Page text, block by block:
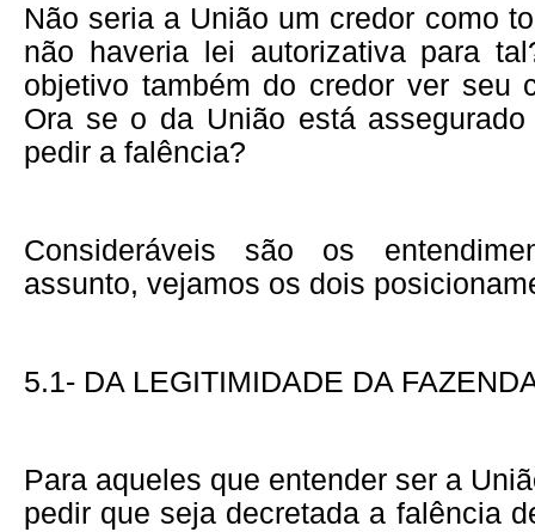
Não seria a União um credor como
não haveria lei autorizativa para
objetivo também do credor ver seu
Ora se o da União está
pedir a falência?
Consideráveis são os
assunto, vejamos os dois
5.1- DA LEGITIMIDADE DA
Para aqueles que entender ser a
pedir que seja decretada a falência